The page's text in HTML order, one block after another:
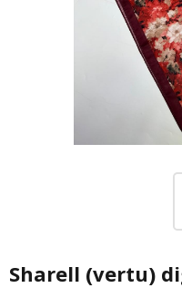
Sharell (vertu)